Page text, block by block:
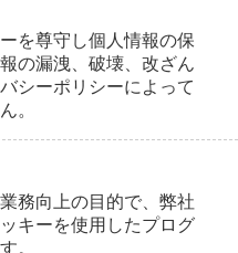
を尊守し個人情報の保
の漏洩、破壊、改ざん
シーポリシーによって
。
務向上の目的で、弊社
キーを使用したプログ
。